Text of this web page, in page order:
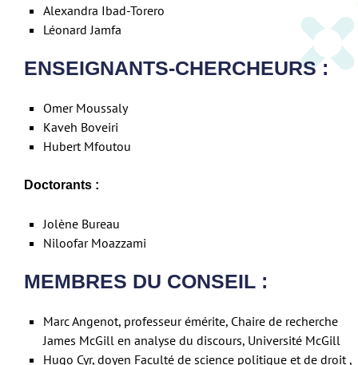
Alexandra Ibad-Torero
Léonard Jamfa
ENSEIGNANTS-CHERCHEURS :
Omer Moussaly
Kaveh Boveiri
Hubert Mfoutou
Doctorants :
Jolène Bureau
Niloofar Moazzami
MEMBRES DU CONSEIL :
Marc Angenot, professeur émérite, Chaire de recherche
James McGill en analyse du discours, Université McGill
Hugo Cyr, doyen Faculté de science politique et de droit ,